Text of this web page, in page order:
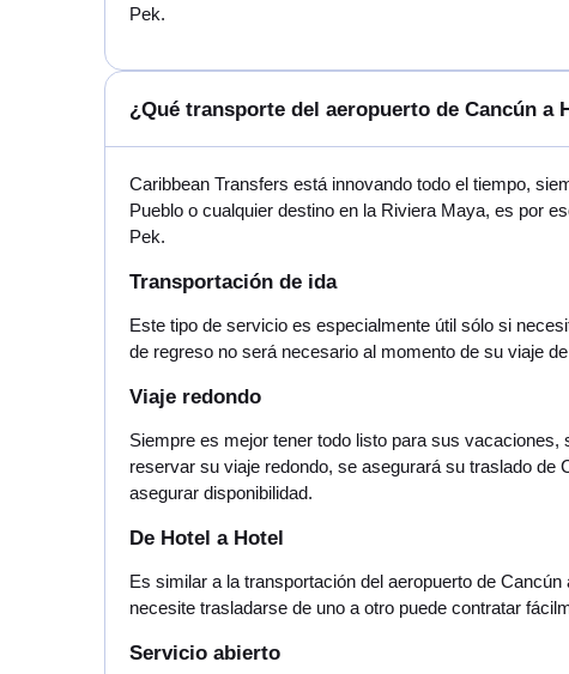
Pek.
¿Qué transporte del aeropuerto de Cancún a
Caribbean Transfers está innovando todo el tiempo,
Pueblo o cualquier destino en la Riviera Maya, es por
Pek.
Transportación de ida
Este tipo de servicio es especialmente útil sólo si
de regreso no será necesario al momento de su viaje
Viaje redondo
Siempre es mejor tener todo listo para sus
reservar su viaje redondo, se asegurará su traslado
asegurar disponibilidad.
De Hotel a Hotel
Es similar a la transportación del aeropuerto de
necesite trasladarse de uno a otro puede contratar
Servicio abierto